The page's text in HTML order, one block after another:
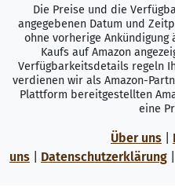
Die Preise und die
angegebenen Datum und
ohne vorherige
Kaufs auf Amazon
Verfügbarkeitsdetails regeln
verdienen wir als Amazon-
Plattform bereitgestellten
eine
Über uns
uns
Datenschutzerklärung